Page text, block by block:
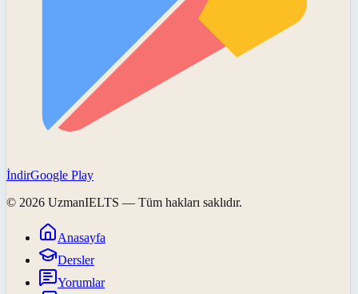
İndirGoogle Play
© 2026 UzmanIELTS — Tüm hakları saklıdır.
Anasayfa
Dersler
Yorumlar